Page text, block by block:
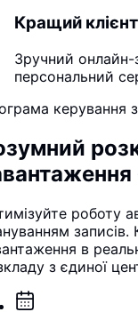
Кращий
Зручний онлайн-
персональний
керування
роботу
в
з єдиної